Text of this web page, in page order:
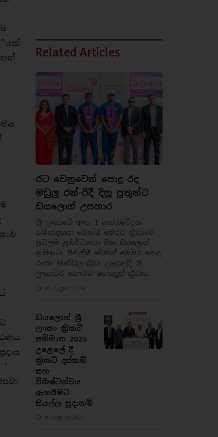
ියක්
Related Articles
රට වෙනුවෙන් පොදු රද
මඩුලු රන්-රිදී දිනූ පුතුන්ට
ඩයලොග් උපහාර
ශ්‍රී ලංකාවේ අංක 1 සන්නිවේදන
සම්පාදකයා මෙන්ම මෙරට ක්‍රීඩාවේ
ප්‍රබලම ප්‍රවර්ධකයා වන ඩයලොග්
ආසිආටා පීඑල්සී වෙතින් මෙවර පොදු
රාජ්‍ය මණ්ඩල ක්‍රීඩා උළෙලේදී ශ්‍රී
ලංකාවට ගෞරව ගෙනදුන් ක්‍රීඩක..
06 August 2026
ඩයලොග් ශ්‍රී
ලංකා ක්‍රිකට්
සම්මාන 2025
උළෙලේ දී
ක්‍රිකට් දස්කම්
සහ
විශිෂ්ටත්වය
ඇගයීමට
සියල්ල සූදානම්
05 August 2026